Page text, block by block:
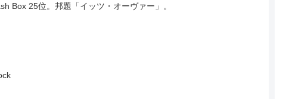
Box 25位。邦題「イッツ・オーヴァー」。